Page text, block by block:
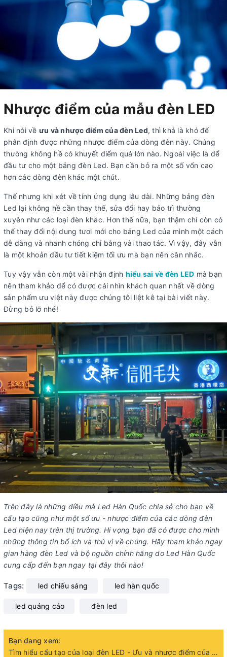
Nhược điểm của mẫu đèn LED
Khi nói về ưu và nhược điểm của đèn Led, thì khá là khó để
phân định được những nhược điểm của dòng đèn này. Chúng
thường không hề có khuyết điểm quá lớn nào. Ngoài việc là để
đầu tư cho một bảng đèn Led. Bạn cần bỏ ra một số vốn cao
hơn các dòng đèn khác một chút.
Thế nhưng khi xét về tính ứng dụng lâu dài. Những bảng đèn
Led lại không hề cần thay thế, sửa đổi hay bảo trì thường
xuyên như các loại đèn khác. Hơn thế nữa, bạn thậm chí còn có
thể thay đổi nội dung tươi mới cho bảng Led của mình một cách
dễ dàng và nhanh chóng chỉ bằng vài thao tác. Vì vậy, đây vẫn
là một khoản đầu tư tiết kiệm tối ưu mà bạn nên cân nhắc.
Tuy vậy vẫn còn một vài nhận định hiểu sai về đèn LED mà bạn
nên tham khảo để có được cái nhìn khách quan nhất về dòng
sản phẩm ưu việt này được chúng tôi liệt kê tại bài viết này.
Đừng bỏ lỡ nhé!
Trên đây là những điều mà Led Hàn Quốc chia sẻ cho bạn về
cấu tạo cũng như một số ưu - nhược điểm của các dòng đèn
Led hiện nay trên thị trường. Hi vọng bạn đã có được cho mình
những thông tin bổ ích và thú vị về chúng. Hãy tham khảo ngay
gian hàng đèn Led và bộ nguồn chính hãng do Led Hàn Quốc
cung cấp đến bạn ngay tại đây thôi nào!
Tags: led chiếu sáng led hàn quốc
led quảng cáo đèn led
Bạn đang xem:
Tìm hiểu cấu tạo của loại đèn LED - Ưu và nhược điểm của dòng LED